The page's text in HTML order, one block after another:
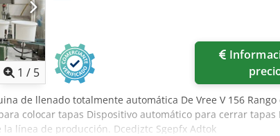
1 / 5
de llenado totalmente automática De Vree V 156
colocar tapas Dispositivo automático para cerrar tapas
línea de producción. Dcedjztc Sgepfx Adtok